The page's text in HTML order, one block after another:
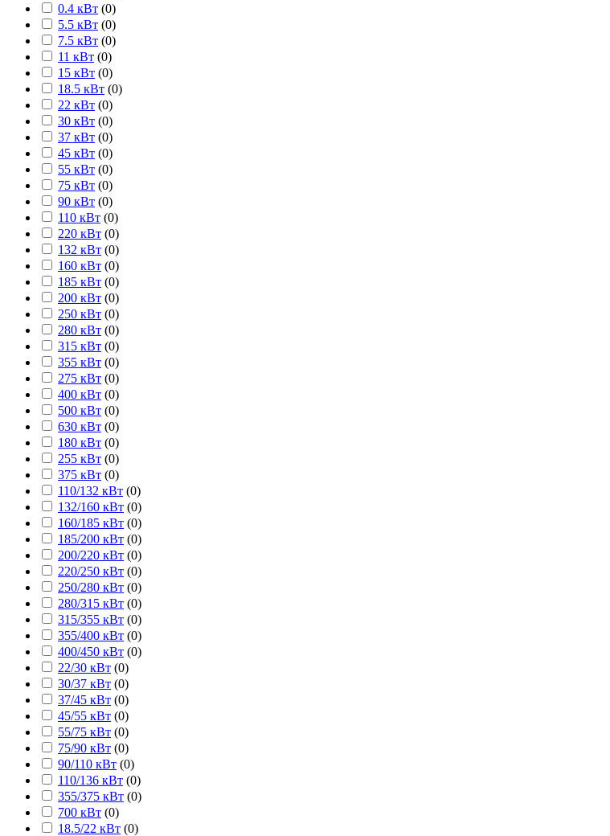
0.4 кВт (0)
5.5 кВт (0)
7.5 кВт (0)
11 кВт (0)
15 кВт (0)
18.5 кВт (0)
22 кВт (0)
30 кВт (0)
37 кВт (0)
45 кВт (0)
55 кВт (0)
75 кВт (0)
90 кВт (0)
110 кВт (0)
220 кВт (0)
132 кВт (0)
160 кВт (0)
185 кВт (0)
200 кВт (0)
250 кВт (0)
280 кВт (0)
315 кВт (0)
355 кВт (0)
275 кВт (0)
400 кВт (0)
500 кВт (0)
630 кВт (0)
180 кВт (0)
255 кВт (0)
375 кВт (0)
110/132 кВт (0)
132/160 кВт (0)
160/185 кВт (0)
185/200 кВт (0)
200/220 кВт (0)
220/250 кВт (0)
250/280 кВт (0)
280/315 кВт (0)
315/355 кВт (0)
355/400 кВт (0)
400/450 кВт (0)
22/30 кВт (0)
30/37 кВт (0)
37/45 кВт (0)
45/55 кВт (0)
55/75 кВт (0)
75/90 кВт (0)
90/110 кВт (0)
110/136 кВт (0)
355/375 кВт (0)
700 кВт (0)
18.5/22 кВт (0)